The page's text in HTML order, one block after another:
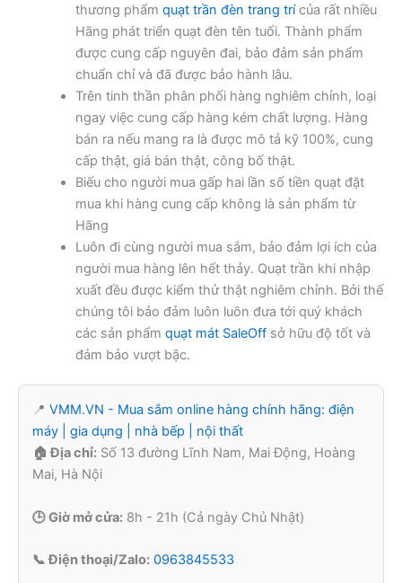
thương phẩm quạt trần đèn trang trícủa rất nhiều
Hãng phát triển quạt đèn tên tuổi. Thành phẩm
được cung cấp nguyên đai, bảo đảm sản phẩm
chuẩn chỉ và đã được bảo hành lâu.
Trên tinh thần phân phối hàng nghiêm chỉnh, loại
ngay việc cung cấp hàng kém chất lượng. Hàng
bán ra nếu mang ra là được mô tả kỹ 100%, cung
cấp thật, giá bán thật, công bố thật.
Biếu cho người mua gấp hai lần số tiền quạt đặt
mua khi hàng cung cấp không là sản phẩm từ
Hãng
Luôn đi cùng người mua sắm, bảo đảm lợi ích của
người mua hàng lên hết thảy. Quạt trần khi nhập
xuất đều được kiểm thử thật nghiêm chỉnh. Bởi thế
chúng tôi bảo đảm luôn luôn đưa tới quý khách
các sản phẩm quạt mát SaleOffsở hữu độ tốt và
đảm bảo vượt bậc.
📍 VMM.VN - Mua sắm online hàng chính hãng: điện
máy | gia dụng | nhà bếp | nội thất
🏠 Địa chỉ: Số 13 đường Lĩnh Nam, Mai Động, Hoàng
Mai, Hà Nội
🕒 Giờ mở cửa: 8h - 21h (Cả ngày Chủ Nhật)
📞 Điện thoại/Zalo: 0963845533